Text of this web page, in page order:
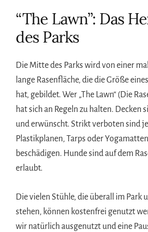
“The Lawn”: Das
des Parks
Die Mitte des Parks wird von einer
lange Rasenfläche, die die Größe
hat, gebildet. Wer „The Lawn“ (Die
hat sich an Regeln zu halten. Decken
und erwünscht. Strikt verboten sind
Plastikplanen, Tarps oder
beschädigen. Hunde sind auf dem
erlaubt.
Die vielen Stühle, die überall im Park
stehen, können kostenfrei genutzt
wir natürlich ausgenutzt und eine